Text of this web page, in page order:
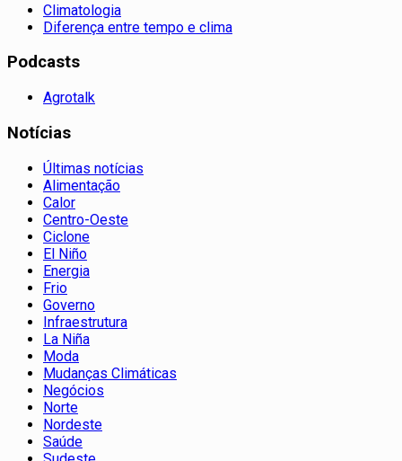
Climatologia
Diferença entre tempo e clima
Podcasts
Agrotalk
Notícias
Últimas notícias
Alimentação
Calor
Centro-Oeste
Ciclone
El Niño
Energia
Frio
Governo
Infraestrutura
La Niña
Moda
Mudanças Climáticas
Negócios
Norte
Nordeste
Saúde